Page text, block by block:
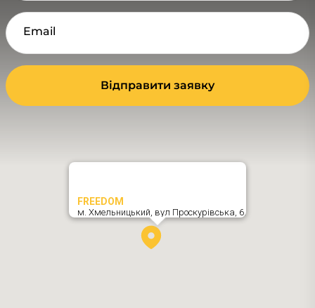
Email
Відправити заявку
FREEDOM
м. Хмельницький, вул Проскурівська, 6,